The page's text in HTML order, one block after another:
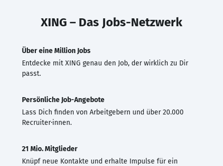
XING – Das Jobs-Netzwerk
Über eine Million Jobs
Entdecke mit XING genau den Job, der wirklich zu Dir
passt.
Persönliche Job-Angebote
Lass Dich finden von Arbeitgebern und über 20.000
Recruiter·innen.
21 Mio. Mitglieder
Knüpf neue Kontakte und erhalte Impulse für ein